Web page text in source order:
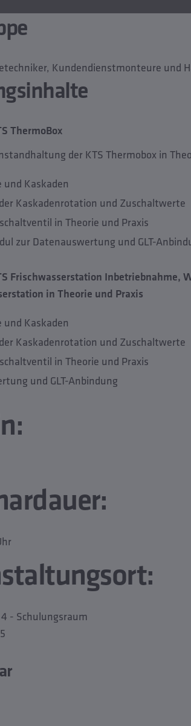
Kundendienstmonteure und
ThermoBox
der KTS Thermobox in
und Kaskaden
Kaskadenrotation und Zuschaltwerte
in Theorie und Praxis
zur Datenauswertung und GLT-
Frischwasserstation Inbetriebnahme,
in Theorie und Praxis
und Kaskaden
Kaskadenrotation und Zuschaltwerte
in Theorie und Praxis
und GLT-Anbindung
4 - Schulungsraum